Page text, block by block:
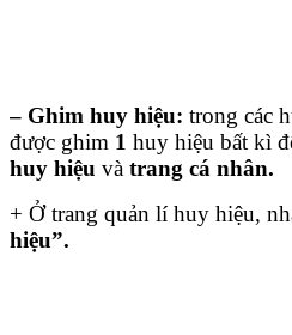
– Ghim huy hiệu: trong các
được ghim 1 huy hiệu bất kì
huy hiệu và trang cá nhân.
+ Ở trang quản lí huy hiệu,
hiệu”.